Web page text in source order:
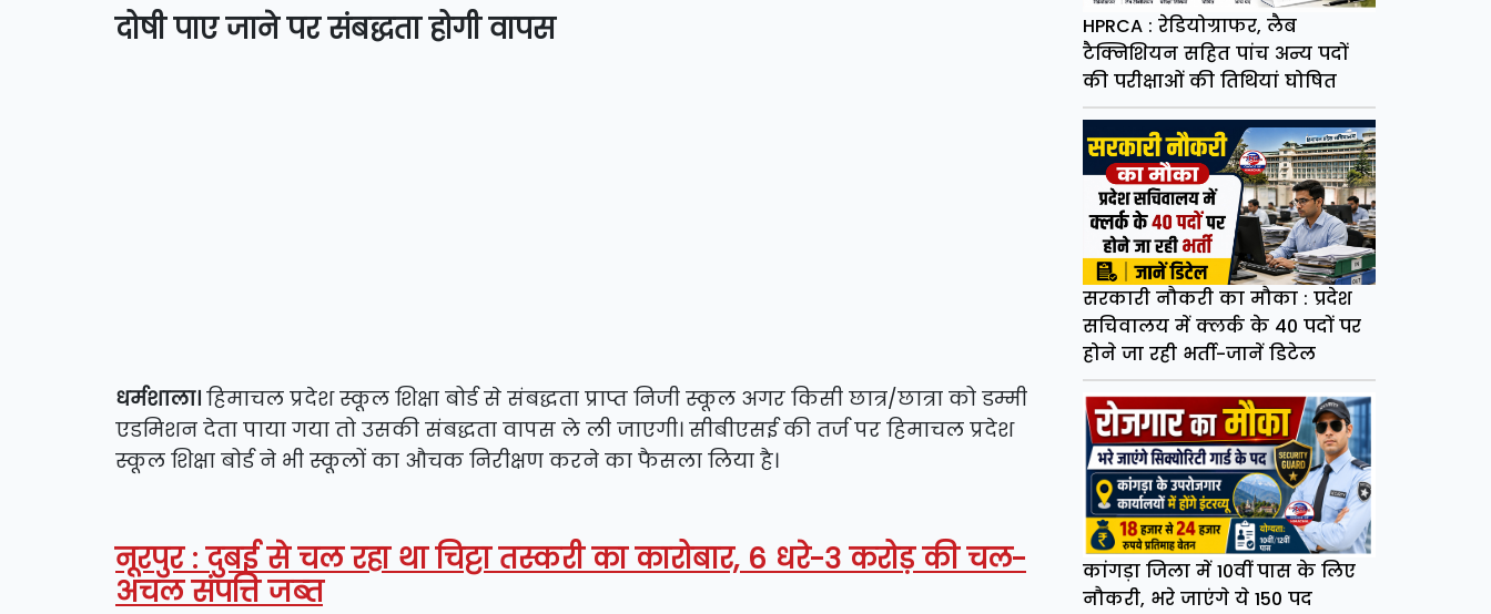
दोषी पाए जाने पर संबद्धता होगी वापस
धर्मशाला। हिमाचल प्रदेश स्कूल शिक्षा बोर्ड से संबद्धता प्राप्त निजी स्कूल अगर किसी छात्र/छात्रा को डम्मी
एडमिशन देता पाया गया तो उसकी संबद्धता वापस ले ली जाएगी। सीबीएसई की तर्ज पर हिमाचल प्रदेश
स्कूल शिक्षा बोर्ड ने भी स्कूलों का औचक निरीक्षण करने का फैसला लिया है।
नूरपुर : दुबई से चल रहा था चिट्टा तस्करी का कारोबार, 6 धरे-3 करोड़ की चल-
अचल संपत्ति जब्त
HPRCA : रेडियोग्राफर, लैब
टैक्निशियन सहित पांच अन्य पदों
की परीक्षाओं की तिथियां घोषित
सरकारी नौकरी का मौका : प्रदेश
सचिवालय में क्लर्क के 40 पदों पर
होने जा रही भर्ती-जानें डिटेल
कांगड़ा जिला में 10वीं पास के लिए
नौकरी, भरे जाएंगे ये 150 पद